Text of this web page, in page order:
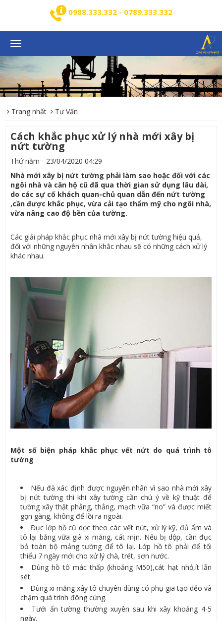
0988.333.332 - 0789.333.332
Toggle
navigation
Trang nhất Tư Vấn
Cách khắc phục xử lý nhà mới xây bị
nứt tường
Thứ năm - 23/04/2020 04:29
Nhà mới xây bị nứt tường phải làm sao hoặc đối với các
ngôi nhà và căn hộ cũ đã qua thời gian sử dụng lâu dài,
do các sự cố khách quan-chủ quan dẫn đến nứt tường
,cần được khắc phục, vừa cải tạo thẩm mỹ cho ngôi nhà,
vừa nâng cao độ bền của tường.
Các giải pháp khắc phục nhà mới xây bị nứt tường hiệu quả,
đối với những nguyên nhân khắc nhau sẽ có những cách xử lý
khác nhau.
Một số biện pháp khắc phục vết nứt do quá trình tô
tường
Nếu đã xác định được nguyên nhân vì sao nhà mới xây
bị nứt tường thì khi xây tường cần chú ý về kỹ thuật để
tường xây thật phẳng, thẳng, mạch vữa “no” và được miết
gọn gàng, không để lồi ra ngoài.
Đục lớp hồ cũ dọc theo các vết nứt, xử lý kỹ, đủ ẩm và
tô lại bằng vữa già xi măng, cát mịn. Nếu bị dộp, cần đục
bỏ toàn bộ mảng tường để tô lại. Lớp hồ tô phải để tối
thiểu 7 ngày mới cho xử lý chà, trét, sơn nước.
Dùng hồ tô mác thấp (khoảng M50),cát hạt nhỏ,ít lẫn
sét.
Dùng xi măng xây tô chuyên dùng có phụ gia tạo dẻo và
chậm quá trình đông cứng.
Tưới ẩn tường thường xuyên sau khi xây khoảng 4-5
ngày.